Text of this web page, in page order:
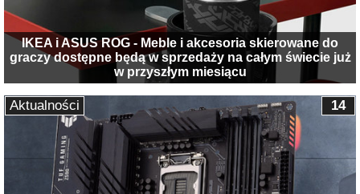
IKEA i ASUS ROG - Meble i akcesoria skierowane do
graczy dostępne będą w sprzedaży na całym świecie już
w przyszłym miesiącu
14
Aktualności